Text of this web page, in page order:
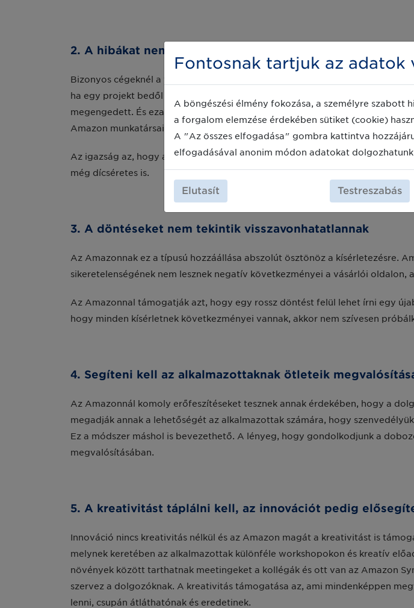
2. A hibákat nem csak elfogadják, de el is várják
Bizonyos cégeknél a vezetők egyfajta játékként fogják fel a
ha egy projekt bedől az gyakran jelenti a benne résztvevő dolgozók
megengedett. És ezalatt jóval többet értenek, mint a legtöbb vállalat a
Amazon munkatársai azt mondják, hogy ha tesztelsz valamit, amiről tudod,
Az igazság az, hogy a hibáknak különböző szintjei léteznek, melyeket
még dícséretes is.
3. A döntéseket nem tekintik visszavonhatatlannak
Az Amazonnak ez a típusú hozzáállása abszolút ösztönöz a kísérletezésre.
sikeretelenségének nem lesznek negatív következményei a vásárlói
Az Amazonnal támogatják azt, hogy egy rossz döntést felül lehet írni egy
hogy minden kísérletnek következményei vannak, akkor nem szívesen
4. Segíteni kell az alkalmazottaknak ötleteik
Az Amazonnál komoly erőfeszítéseket tesznek annak érdekében, hogy a
megadják annak a lehetőségét az alkalmazottak számára, hogy
Ez a módszer máshol is bevezethető. A lényeg, hogy gondolkodjunk a
megvalósításában.
5. A kreativitást táplálni kell, az innovációt pedig
Innováció nincs kreativitás nélkül és az Amazon magát a kreativitást is
melynek keretében az alkalmazottak különféle workshopokon és kreatív
növények között tarthatnak meetingeket a kollégák és ott van az Amazon
szervez a dolgozóknak. A kreativitás támogatása az, ami mindenképpen
lenni, csupán átláthatónak és eredetinek.
Fontosnak tartjuk az adatok
A böngészési élmény fokozása, a személyre
a forgalom elemzése érdekében sütiket (cookie)
A "Az összes elfogadása" gombra kattintva
elfogadásával anonim módon adatokat
Elutasít Testreszabás